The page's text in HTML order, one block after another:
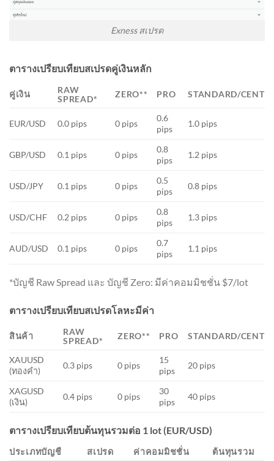
Exness สเปรด
ตารางเปรียบเทียบสเปรดคู่เงินหลัก
คู่เงิน
RAW
SPREAD*
ZERO** PRO STANDARD/CENT
EUR/USD 0.0 pips 0 pips
0.6
pips
1.0 pips
GBP/USD 0.1 pips 0 pips
0.8
pips
1.2 pips
USD/JPY 0.1 pips 0 pips
0.5
pips
0.8 pips
USD/CHF 0.2 pips 0 pips
0.8
pips
1.3 pips
AUD/USD 0.1 pips 0 pips
0.7
pips
1.1 pips
*บัญชี Raw Spread และ บัญชี Zero: มีค่าคอมมิชชั่น $7/lot
ตารางเปรียบเทียบสเปรดโลหะมีค่า
สินค้า
RAW
SPREAD*
ZERO** PRO STANDARD/CENT
XAUUSD
(ทองคำ)
0.3 pips 0 pips
15
pips
20 pips
XAGUSD
(เงิน)
0.4 pips 0 pips
30
pips
40 pips
ตารางเปรียบเทียบต้นทุนรวมต่อ 1 lot (EUR/USD)
ประเภทบัญชี สเปรด ค่าคอมมิชชั่น
ต้นทุนรวม